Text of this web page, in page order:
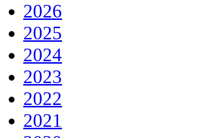
2026
2025
2024
2023
2022
2021